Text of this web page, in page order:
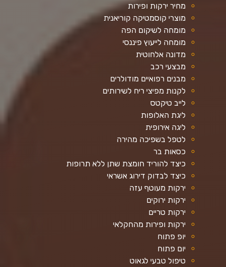
מחיר ירקות ופירות
מוצרי קוסמטיקה קוריאנית
מומחה לשיקום הפה
מומחה לייעוץ פיננסי
מדונה אלחוטית
מבצעי רכב
מבנים רפואיים מודולרים
לקנות מפיצי ריח לשירותים
לייב טיקטס
ליגת האלופות
ליגה אירופית
לטפל בשפיכה מהירה
כסאות בר
כיצד להוריד חומצת שתן ללא תרופות
כיצד לבדוק דירוג אשראי
ירקות מעוטף עזה
ירקות ירוקים
ירקות טריים
ירקות ופירות מהחקלאי
יופ פתוח
יום פתוח
טיפול טבעי לגאוט